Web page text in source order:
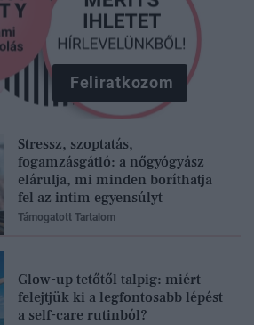
Feliratkozom
Stressz, szoptatás,
fogamzásgátló: a nőgyógyász
elárulja, mi minden boríthatja
fel az intim egyensúlyt
Támogatott Tartalom
Glow-up tetőtől talpig: miért
felejtjük ki a legfontosabb lépést
a self-care rutinból?